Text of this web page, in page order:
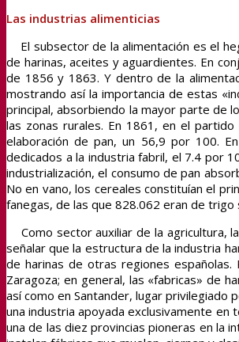
Las industrias alimenticias
El subsector de la alimentación es el
de harinas, aceites y aguardientes. En
de 1856 y 1863. Y dentro de la
mostrando así la importancia de estas
principal, absorbiendo la mayor parte de
las zonas rurales. En 1861, en el
elaboración de pan, un 56,9 por 100.
dedicados a la industria fabril, el 7.4 por
industrialización, el consumo de pan
No en vano, los cereales constituían el
fanegas, de las que 828.062 eran de trigo
Como sector auxiliar de la agricultura,
señalar que la estructura de la industria
de harinas de otras regiones
Zaragoza; en general, las «fabricas» de
así como en Santander, lugar privilegiado
una industria apoyada exclusivamente en
una de las diez provincias pioneras en la